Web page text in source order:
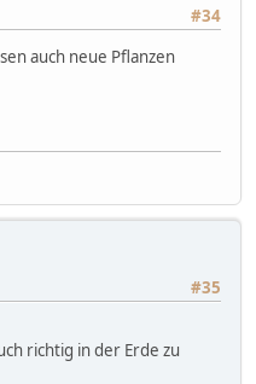
#34
auch neue Pflanzen
#35
richtig in der Erde zu